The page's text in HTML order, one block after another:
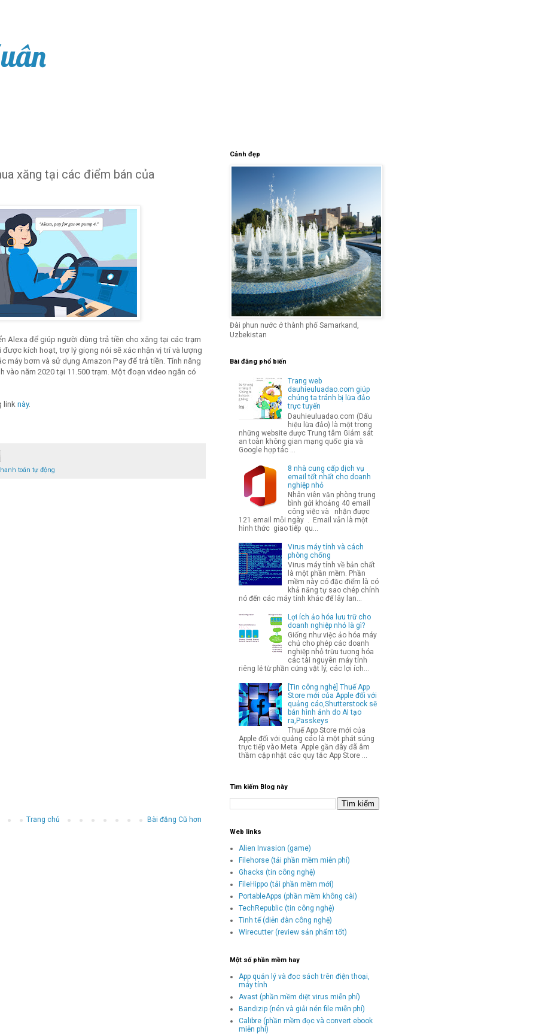
xăng tại các điểm bán của
Alexa để giúp người dùng trả tiền cho xăng tại các trạm
kích hoạt, trợ lý giọng nói sẽ xác nhận vị trí và lượng
máy bơm và sử dụng Amazon Pay để trả tiền. Tính năng
vào năm 2020 tại 11.500 trạm. Một đoạn video ngắn có
link này.
toán tự động
Bài đăng Cũ hơn
Trang chủ
Cảnh đẹp
Đài phun nước ở thành phố Samarkand,
Uzbekistan
Bài đăng phổ biến
Trang web
dauhieuluadao.com giúp
chúng ta tránh bị lừa đảo
trực tuyến
Dauhieuluadao.com (Dấu
hiệu lừa đảo) là một trong
những website được Trung tâm Giám sát
an toàn không gian mạng quốc gia và
Google hợp tác ...
8 nhà cung cấp dịch vụ
email tốt nhất cho doanh
nghiệp nhỏ
Nhân viên văn phòng trung
bình gửi khoảng 40 email
công việc và nhận được
121 email mỗi ngày . Email vẫn là một
hình thức giao tiếp qu...
Virus máy tính và cách
phòng chống
Virus máy tính về bản chất
là một phần mềm. Phần
mềm này có đặc điểm là có
khả năng tự sao chép chính
nó đến các máy tính khác để lây lan...
Lợi ích ảo hóa lưu trữ cho
doanh nghiệp nhỏ là gì?
Giống như việc ảo hóa máy
chủ cho phép các doanh
nghiệp nhỏ trừu tượng hóa
các tài nguyên máy tính
riêng lẻ từ phần cứng vật lý, các lợi ích...
[Tin công nghệ] Thuế App
Store mới của Apple đối với
quảng cáo,Shutterstock sẽ
bán hình ảnh do AI tạo
ra,Passkeys
Thuế App Store mới của
Apple đối với quảng cáo là một phát súng
trực tiếp vào Meta Apple gần đây đã âm
thầm cập nhật các quy tắc App Store ...
Tìm kiếm Blog này
Web links
Alien Invasion (game)
Filehorse (tải phần mềm miễn phí)
Ghacks (tin công nghệ)
FileHippo (tải phần mềm mới)
PortableApps (phần mềm không cài)
TechRepublic (tin công nghệ)
Tinh tế (diễn đàn công nghệ)
Wirecutter (review sản phẩm tốt)
Một số phần mềm hay
App quản lý và đọc sách trên điện thoại,
máy tính
Avast (phần mềm diệt virus miễn phí)
Bandizip (nén và giải nén file miễn phí)
Calibre (phần mềm đọc và convert ebook
miễn phí)